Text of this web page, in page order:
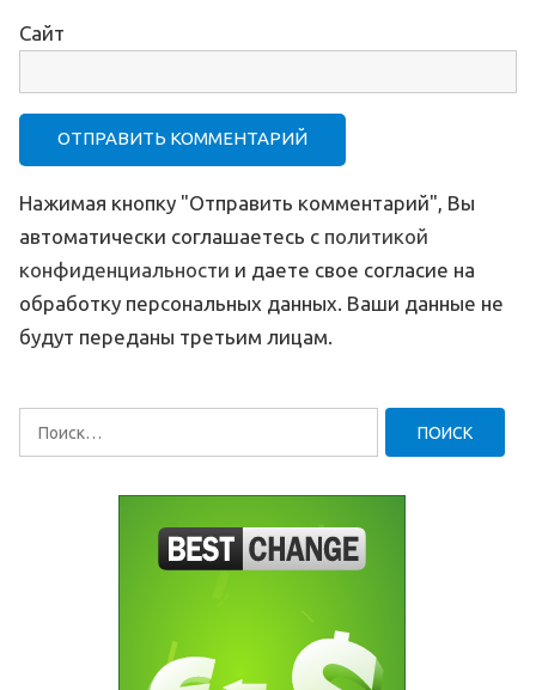
Сайт
Нажимая кнопку "Отправить комментарий", Вы
автоматически соглашаетесь с политикой
конфиденциальности и даете свое согласие на
обработку персональных данных. Ваши данные не
будут переданы третьим лицам.
Найти: